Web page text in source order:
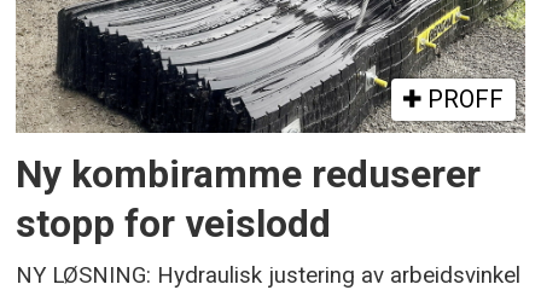
PROFF
Ny kombiramme reduserer
stopp for veislodd
NY LØSNING: Hydraulisk justering av arbeidsvinkel